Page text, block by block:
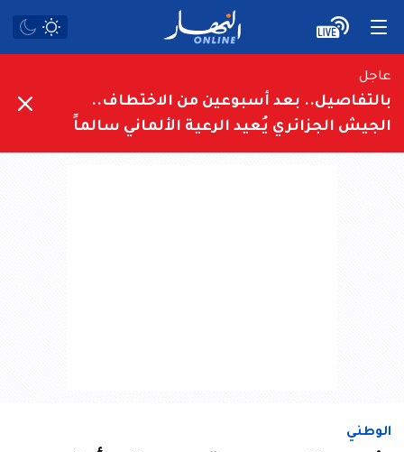
عاجل
بالتفاصيل.. بعد أسبوعين من الاختطاف..
الجيش الجزائري يُعيد الرعية الألماني سالماً
الوطني